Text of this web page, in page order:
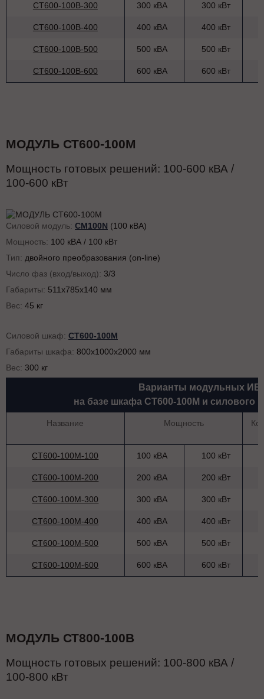
СТ600-100В-300 300 кВА 300 кВт
СТ600-100В-400 400 кВА 400 кВт
СТ600-100В-500 500 кВА 500 кВт
СТ600-100В-600 600 кВА 600 кВт
МОДУЛЬ СТ600-100M
Мощность готовых решений: 100-600 кВА /
100-600 кВт
Силовой модуль: CM100N (100 кВА)
Мощность: 100 кВА / 100 кВт
Тип: двойного преобразования (on-line)
Число фаз (вход/выход): 3/3
Габариты: 511x785x140 мм
Вес: 45 кг
Силовой шкаф: СТ600-100M
Габариты шкафа: 800x1000x2000 мм
Вес: 300 кг
Варианты модульных
на базе шкафа СТ600-100M и силового
Название Мощность
СТ600-100M-100 100 кВА 100 кВт
СТ600-100M-200 200 кВА 200 кВт
СТ600-100M-300 300 кВА 300 кВт
СТ600-100M-400 400 кВА 400 кВт
СТ600-100M-500 500 кВА 500 кВт
СТ600-100M-600 600 кВА 600 кВт
МОДУЛЬ СТ800-100В
Мощность готовых решений: 100-800 кВА /
100-800 кВт